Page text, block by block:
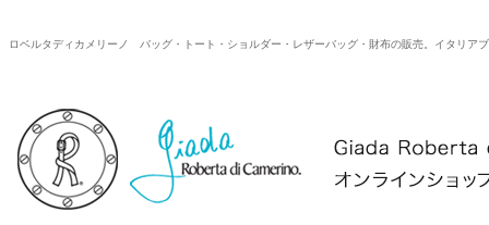
ロベルタディカメリーノ バッグ・トート・ショルダー・レザーバッグ・財布の販売。イタリ